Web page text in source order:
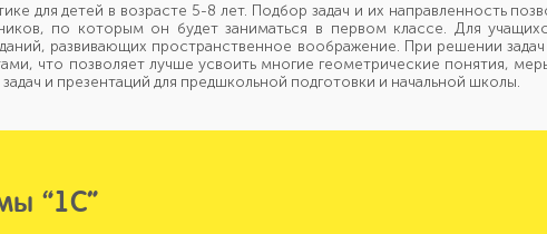
для детей в возрасте 5-8 лет. Подбор задач и их направленность
по которым он будет заниматься в первом классе. Для
развивающих пространственное воображение. При решении
что позволяет лучше усвоить многие геометрические понятия,
и презентаций для предшкольной подготовки и начальной школы.
“1С”